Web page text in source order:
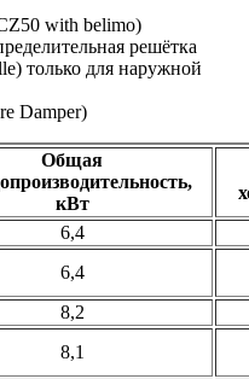
with belimo)
решётка
только для наружной
Damper)
Общая
кВт
6,4
6,4
8,2
8,1